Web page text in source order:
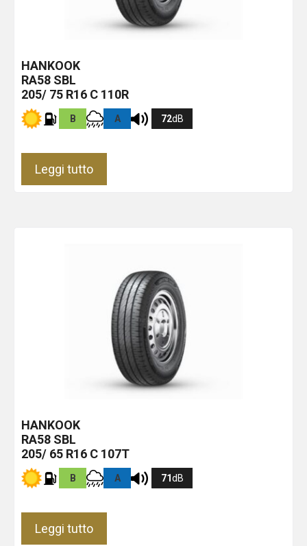
HANKOOK
RA58 SBL
205/ 75 R16 C 110R
B A 72dB
Leggi tutto
HANKOOK
RA58 SBL
205/ 65 R16 C 107T
B A 71dB
Leggi tutto